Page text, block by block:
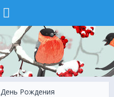
День Рождения